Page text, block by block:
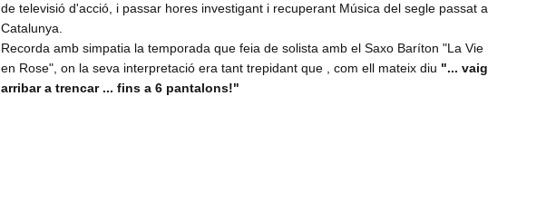
de televisió d'acció, i passar hores investigant i recuperant Música del segle passat a
Catalunya.
Recorda amb simpatia la temporada que feia de solista amb el Saxo Baríton "La Vie
en Rose", on la seva interpretació era tant trepidant que , com ell mateix diu "... vaig
arribar a trencar ... fins a 6 pantalons!"